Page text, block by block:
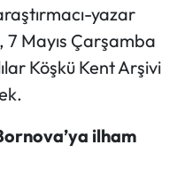
yazar
7 Mayıs Çarşamba
Köşkü Kent Arşivi
ilham